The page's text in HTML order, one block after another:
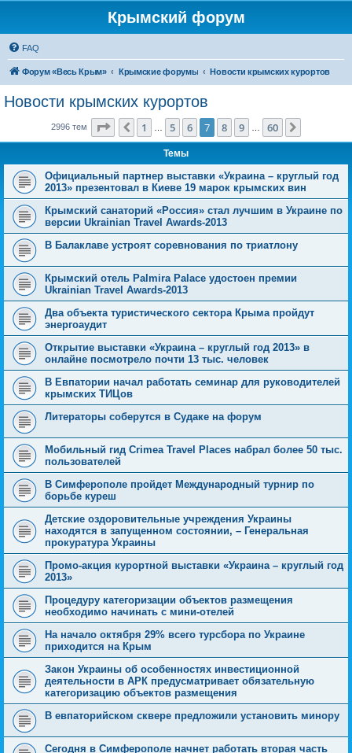
Крымский форум
FAQ
Форум «Весь Крым» Крымские форумы Новости крымских курортов
Новости крымских курортов
2996 тем Страница из 60
Пред.
1 5 6 7 8 9 60
Темы
Официальный партнер выставки «Украина – круглый год
2013» презентовал в Киеве 19 марок крымских вин
Крымский санаторий «Россия» стал лучшим в Украине по
версии Ukrainian Travel Awards-2013
В Балаклаве устроят соревнования по триатлону
Крымский отель Palmira Palace удостоен премии
Ukrainian Travel Awards-2013
Два объекта туристического сектора Крыма пройдут
энергоаудит
Открытие выставки «Украина – круглый год 2013» в
онлайне посмотрело почти 13 тыс. человек
В Евпатории начал работать семинар для руководителей
крымских ТИЦов
Литераторы соберутся в Судаке на форум
Мобильный гид Crimea Travel Places набрал более 50 тыс.
пользователей
В Симферополе пройдет Международный турнир по
борьбе куреш
Детские оздоровительные учреждения Украины
находятся в запущенном состоянии, – Генеральная
прокуратура Украины
Промо-акция курортной выставки «Украина – круглый год
2013»
Процедуру категоризации объектов размещения
необходимо начинать с мини-отелей
На начало октября 29% всего турсбора по Украине
приходится на Крым
Закон Украины об особенностях инвестиционной
деятельности в АРК предусматривает обязательную
категоризацию объектов размещения
В евпаторийском сквере предложили установить минору
Сегодня в Симферополе начнет работать вторая часть